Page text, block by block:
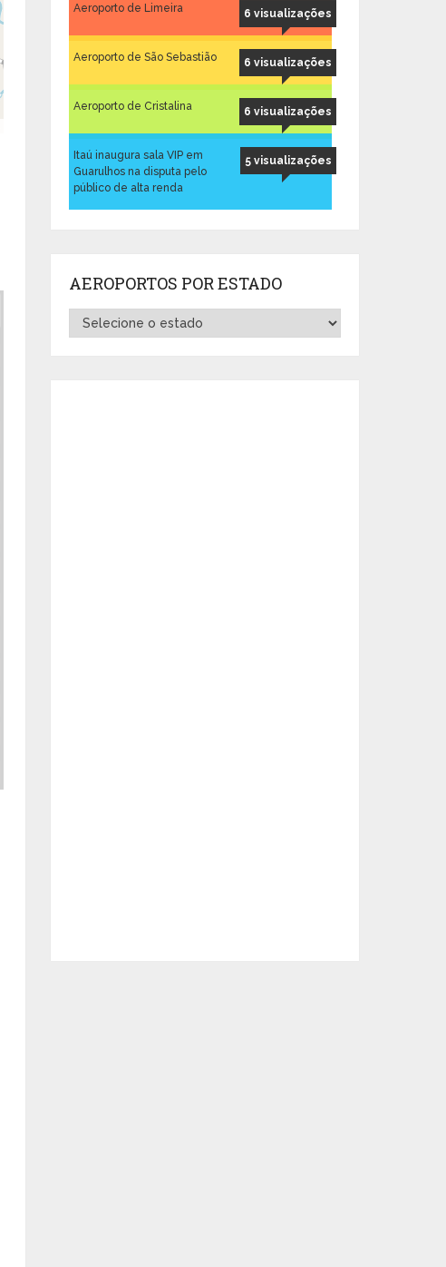
6 visualizações
Aeroporto de Limeira
6 visualizações
Aeroporto de São Sebastião
6 visualizações
Aeroporto de Cristalina
5 visualizações
Itaú inaugura sala VIP em
Guarulhos na disputa pelo
público de alta renda
AEROPORTOS POR ESTADO
Aeroportos
por